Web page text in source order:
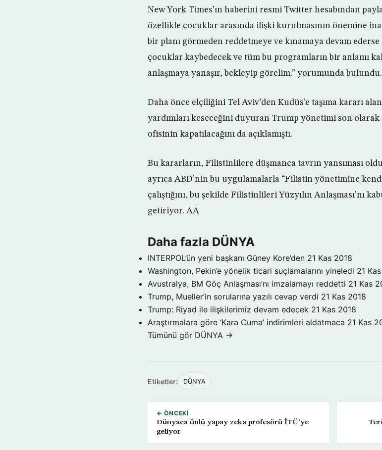
New York Times’ın haberini resmi Twitter hesabından
özellikle çocuklar arasında ilişki kurulmasının önemine
bir planı görmeden reddetmeye ve kınamaya devam
çocuklar kaybedecek ve tüm bu programların bir anlamı
anlaşmaya yanaşır, bekleyip görelim.” yorumunda bulundu.
Daha önce elçiliğini Tel Aviv’den Kudüs’e taşıma kararı
yardımları keseceğini duyuran Trump yönetimi son olarak
ofisinin kapatılacağını da açıklamıştı.
Bu kararların, Filistinlilere düşmanca tavrın yansıması
ayrıca ABD’nin bu uygulamalarla “Filistin yönetimine
çalıştığını, bu şekilde Filistinlileri Yüzyılın Anlaşması’nı
getiriyor. AA
Daha fazla DÜNYA
INTERPOL’ün yeni başkanı Güney Kore’den 21 Kas 2018
Washington, Pekin’e yönelik ticari suçlamalarını yineledi 21
Avustralya, BM Göç Anlaşması’nı imzalamayı reddetti 21 Kas
Trump, Mueller’in sorularına yazılı cevap verdi 21 Kas 2018
Trump: Riyad ile ilişkilerimiz devam edecek 21 Kas 2018
Araştırmalara göre ‘Kara Cuma’ indirimleri aldatmaca 21 Kas
Tümünü gör DÜNYA →
Etiketler: DÜNYA
← ÖNCEKI
Dünyaca ünlü yapay zeka profesörü İTÜ’ye
geliyor